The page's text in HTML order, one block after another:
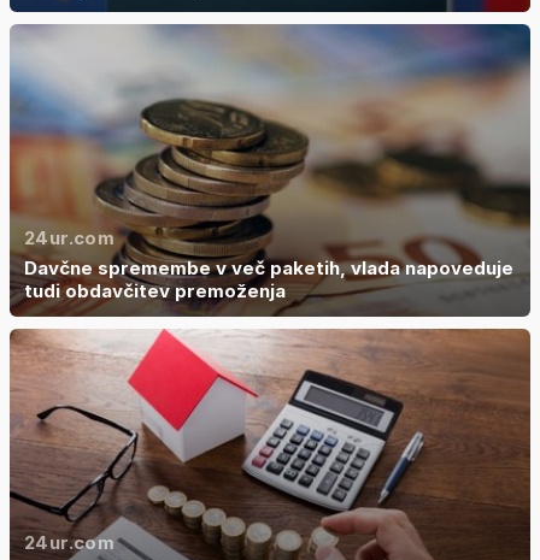
24ur.com
Davčne spremembe v več paketih, vlada napoveduje
tudi obdavčitev premoženja
24ur.com